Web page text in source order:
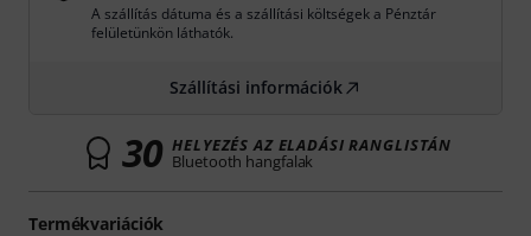
Termékvariációk
A szállítás dátuma és a szállítási költségek a Pénztár
felületünkön láthatók.
Szállítási információk
30 HELYEZÉS AZ ELADÁSI RANGLISTÁN
Bluetooth hangfalak